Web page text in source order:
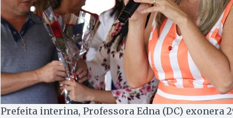
Prefeita interina, Professora Edna (DC) exonera